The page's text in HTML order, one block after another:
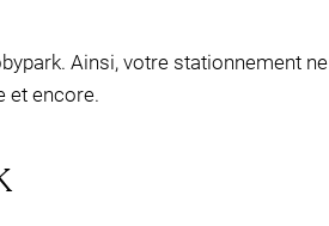
Ainsi, votre stationnement ne
et encore.